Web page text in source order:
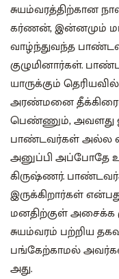
சுயம்வரத்திற்கான
கர்ணன், இன்னமும்
வாழ்ந்துவந்த
குழுமினார்கள்.
யாருக்கும்
அரண்மனை
பெண்ணும், அவளது
பாண்டவர்கள் அல்ல
அனுப்பி அப்போதே
கிருஷ்ணர்.
இருக்கிறார்கள்
மனதிற்குள் அசைக்க
சுயம்வரம் பற்றிய
பங்கேற்காமல்
அது.